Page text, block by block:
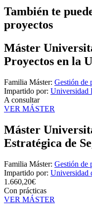
También te
proyectos
Máster
Proyectos en la
Familia Máster: Gestión de
Impartido por: Universidad
A consultar
VER MÁSTER
Máster
Estratégica de
Familia Máster: Gestión de
Impartido por: Universidad
1.660,20€
Con prácticas
VER MÁSTER